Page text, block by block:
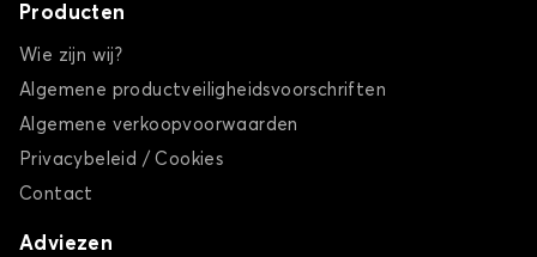
Producten
Wie zijn wij?
Algemene productveiligheidsvoorschriften
Algemene verkoopvoorwaarden
Privacybeleid / Cookies
Contact
Adviezen